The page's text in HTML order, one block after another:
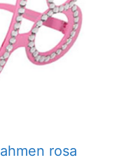
rosa